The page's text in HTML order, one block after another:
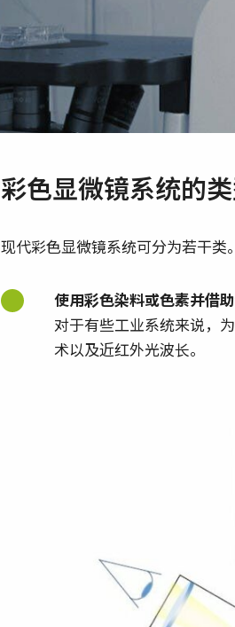
彩色显微镜系统的
现代彩色显微镜系统可分为若干类
使用彩色染料或色素并借
对于有些工业系统来说，
术以及近红外光波长。